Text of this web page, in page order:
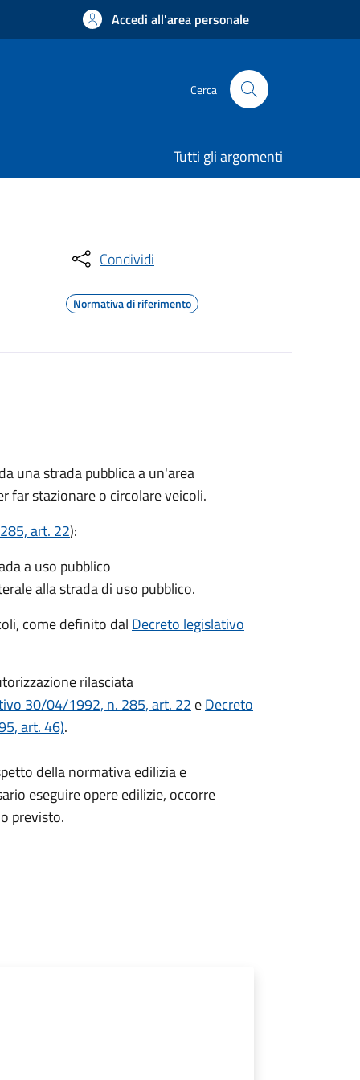
Accedi all'area personale
Cerca
Tutti gli argomenti
Condividi
Normativa di riferimento
una strada pubblica a un'area
far stazionare o circolare veicoli.
art. 22):
a uso pubblico
alla strada di uso pubblico.
come definito dal Decreto legislativo
rilasciata
30/04/1992, n. 285, art. 22 eDecreto
art. 46).
della normativa edilizia e
eseguire opere edilizie, occorre
previsto.